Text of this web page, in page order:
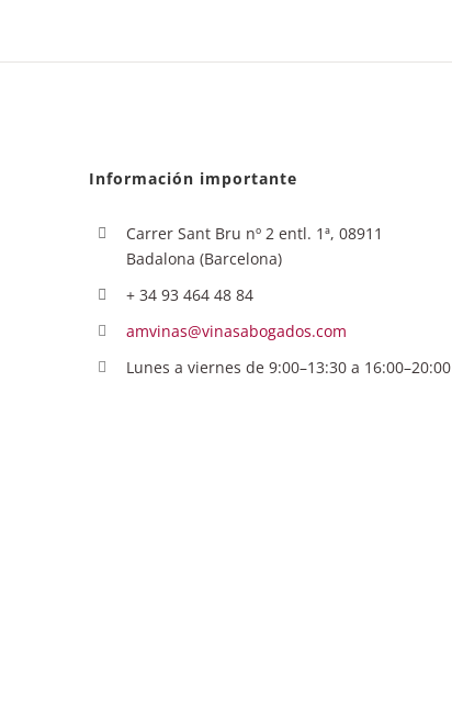
Información importante
Carrer Sant Bru nº 2 entl. 1ª, 08911
Badalona (Barcelona)
+ 34 93 464 48 84
amvinas@vinasabogados.com
Lunes a viernes de 9:00–13:30 a 16:00–20:00